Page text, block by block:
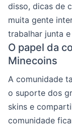
disso, dicas de
muita gente
trabalhar junta
O papel da
Minecoins
A comunidade
o suporte dos
skins e
comunidade